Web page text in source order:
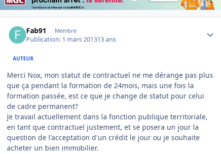
Fab91 Membre
Publication: 1 mars 201313 ans
AUTEUR
Merci Nox, mon statut de contractuel ne me dérange pas plus
que ça pendant la formation de 24mois, mais une fois la
formation passée, est ce que je change de statut pour celui
de cadre permanent?
Je travail actuellement dans la fonction publique territoriale,
en tant que contractuel justement, et se posera un jour la
question de l'acceptation d'un crédit le jour ou je souhaite
acheter un bien immobilier.